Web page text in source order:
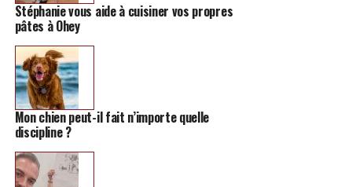
Stéphanie vous aide à cuisiner vos propres
pâtes à Ohey
Mon chien peut-il fait n’importe quelle
discipline ?